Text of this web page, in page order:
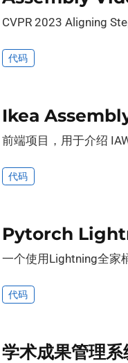
CVPR 2023 Aligning
代码
Ikea
前端项目，用于介绍
代码
Pytorch
一个使用Lightning全家
代码
学术成果管理系